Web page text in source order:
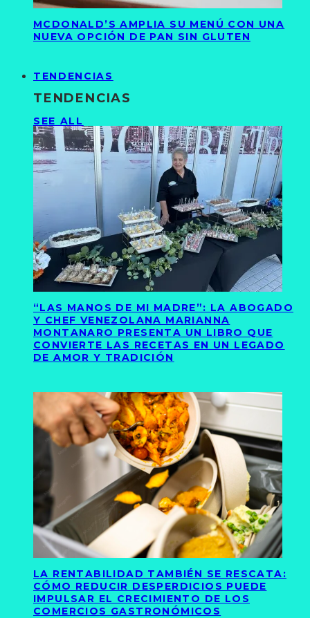
MCDONALD’S AMPLIA SU MENÚ CON UNA
NUEVA OPCIÓN DE PAN SIN GLUTEN
TENDENCIAS
TENDENCIAS
SEE ALL
“LAS MANOS DE MI MADRE”: LA ABOGADO
Y CHEF VENEZOLANA MARIANNA
MONTANARO PRESENTA UN LIBRO QUE
CONVIERTE LAS RECETAS EN UN LEGADO
DE AMOR Y TRADICIÓN
LA RENTABILIDAD TAMBIÉN SE RESCATA:
CÓMO REDUCIR DESPERDICIOS PUEDE
IMPULSAR EL CRECIMIENTO DE LOS
COMERCIOS GASTRONÓMICOS